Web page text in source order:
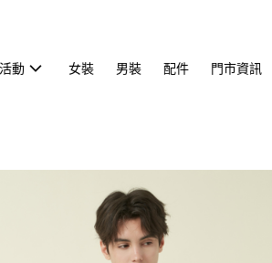
動 女裝 男裝 配件 門市資訊